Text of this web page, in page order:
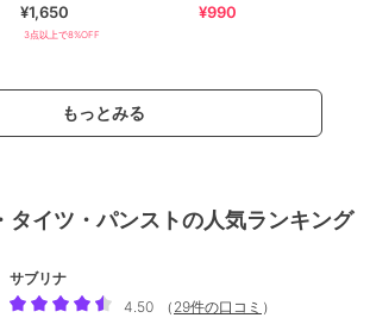
5本指 綿素材 シルク混 重ね履
き
¥1,650
3点以上で8%OFF
¥990
もっとみる
タイツ・パンストの人気ランキング
サブリナ
4.50
（ 29件の口コミ ）